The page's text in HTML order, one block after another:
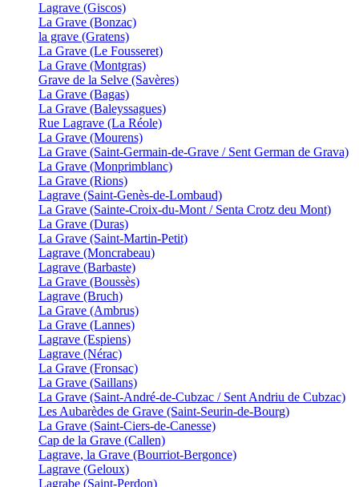
Lagrave (Giscos)
La Grave (Bonzac)
la grave (Gratens)
La Grave (Le Fousseret)
La Grave (Montgras)
Grave de la Selve (Savères)
La Grave (Bagas)
La Grave (Baleyssagues)
Rue Lagrave (La Réole)
La Grave (Mourens)
La Grave (Saint-Germain-de-Grave / Sent German de Grava)
La Grave (Monprimblanc)
La Grave (Rions)
Lagrave (Saint-Genès-de-Lombaud)
La Grave (Sainte-Croix-du-Mont / Senta Crotz deu Mont)
La Grave (Duras)
La Grave (Saint-Martin-Petit)
Lagrave (Moncrabeau)
Lagrave (Barbaste)
La Grave (Boussès)
Lagrave (Bruch)
La Grave (Ambrus)
La Grave (Lannes)
Lagrave (Espiens)
Lagrave (Nérac)
La Grave (Fronsac)
La Grave (Saillans)
La Grave (Saint-André-de-Cubzac / Sent Andriu de Cubzac)
Les Aubarèdes de Grave (Saint-Seurin-de-Bourg)
La Grave (Saint-Ciers-de-Canesse)
Cap de la Grave (Callen)
Lagrave, la Grave (Bourriot-Bergonce)
Lagrave (Geloux)
Lagrabe (Saint-Perdon)